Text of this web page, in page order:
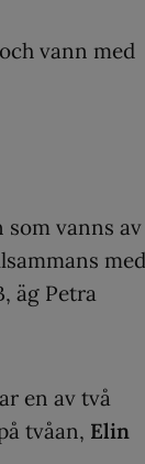
vann med
vanns
med
äg Petra
en av två
tvåan, Elin